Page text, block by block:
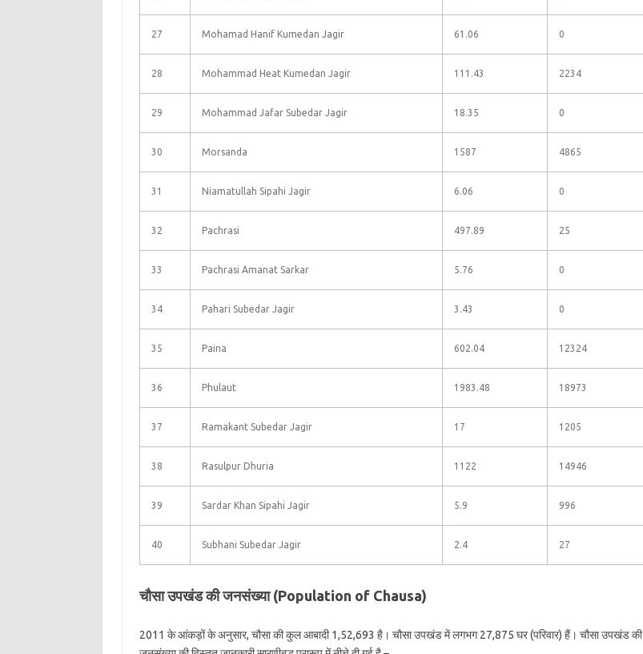
27 Mohamad Hanif Kumedan Jagir 61.06 0
28 Mohammad Heat Kumedan Jagir 111.43 2234
29 Mohammad Jafar Subedar Jagir 18.35 0
30 Morsanda 1587 4865
31 Niamatullah Sipahi Jagir 6.06 0
32 Pachrasi 497.89 25
33 Pachrasi Amanat Sarkar 5.76 0
34 Pahari Subedar Jagir 3.43 0
35 Paina 602.04 12324
36 Phulaut 1983.48 18973
37 Ramakant Subedar Jagir 17 1205
38 Rasulpur Dhuria 1122 14946
39 Sardar Khan Sipahi Jagir 5.9 996
40 Subhani Subedar Jagir 2.4 27
चौसा उपखंड की जनसंख्या (Population of Chausa)
2011 के आंकड़ों के अनुसार, चौसा की कुल आबादी 1,52,693 है। चौसा उपखंड में लगभग 27,875 घर (परिवार) हैं। चौसा उपखंड की